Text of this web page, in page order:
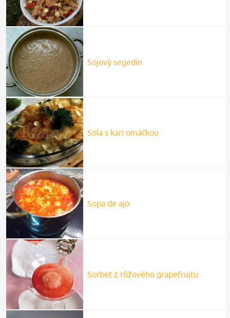
Sójový segedín
Sola s kari omáčkou
Sopa de ajo
Sorbet z růžového grapefruitu